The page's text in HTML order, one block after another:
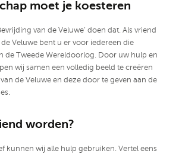
moet je koesteren
van de Veluwe’ doen dat. Als vriend
Veluwe bent u er voor iedereen die
de Tweede Wereldoorlog. Door uw hulp en
wij samen een volledig beeld te creëren
de Veluwe en deze door te geven aan de
worden?
kunnen wij alle hulp gebruiken. Vertel eens